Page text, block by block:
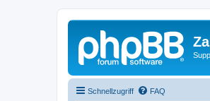
Schnellzugriff FAQ